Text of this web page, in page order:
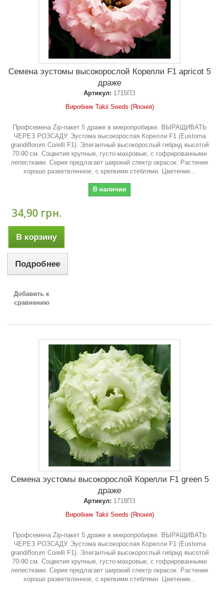
Семена эустомы высокорослой Корелли F1 apricot 5
драже
Артикул: 1715ПЗ
Виробник Takii Seeds (Японія)
Профсемена Zip-пакет 5 драже в микропробирке. ВЫРАЩИВАТЬ
ЧЕРЕЗ РОЗСАДУ. Эустома высокорослая Корелли F1 (Eustoma
grandiflorum Corelli F1). Элегантный высокорослый гибрид высотой
70-90 см. Соцветия крупные, густо-махровые, с гофрированными
лепестками. Серия предлагает широкий спектр окрасок. Растение
хорошо разветвленное, с крепкими стеблями. Цветение...
В наличии
34,90 грн.
В корзину
Подробнее
Добавить к
сравнению
Семена эустомы высокорослой Корелли F1 green 5
драже
Артикул: 1718ПЗ
Виробник Takii Seeds (Японія)
Профсемена Zip-пакет 5 драже в микропробирке. ВЫРАЩИВАТЬ
ЧЕРЕЗ РОЗСАДУ. Эустома высокорослая Корелли F1 (Eustoma
grandiflorum Corelli F1). Элегантный высокорослый гибрид высотой
70-90 см. Соцветия крупные, густо-махровые, с гофрированными
лепестками. Серия предлагает широкий спектр окрасок. Растение
хорошо разветвленное, с крепкими стеблями. Цветение...